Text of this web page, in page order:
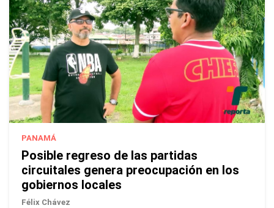
PANAMÁ
Posible regreso de las partidas
circuitales genera preocupación en los
gobiernos locales
Félix Chávez